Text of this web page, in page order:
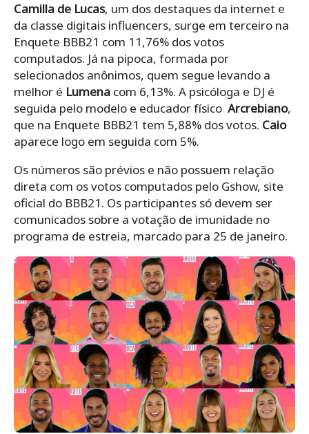
Camilla de Lucas, um dos destaques da internet e
da classe digitais influencers, surge em terceiro na
Enquete BBB21 com 11,76% dos votos
computados. Já na pipoca, formada por
selecionados anônimos, quem segue levando a
melhor é Lumena com 6,13%. A psicóloga e DJ é
seguida pelo modelo e educador físico Arcrebiano,
que na Enquete BBB21 tem 5,88% dos votos. Caio
aparece logo em seguida com 5%.
Os números são prévios e não possuem relação
direta com os votos computados pelo Gshow, site
oficial do BBB21. Os participantes só devem ser
comunicados sobre a votação de imunidade no
programa de estreia, marcado para 25 de janeiro.